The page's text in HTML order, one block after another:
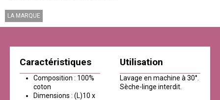
LA MARQUE
Caractéristiques
Composition : 100%
coton
Dimensions : (L)10 x
Utilisation
Lavage en machine à 30°.
Sèche-linge interdit.